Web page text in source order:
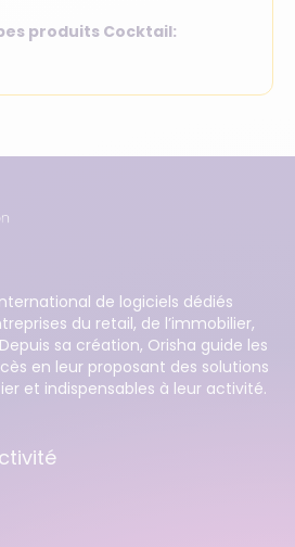
produits Cocktail:
de logiciels dédiés
du retail, de l’immobilier,
sa création, Orisha guide les
en leur proposant des solutions
et indispensables à leur activité.